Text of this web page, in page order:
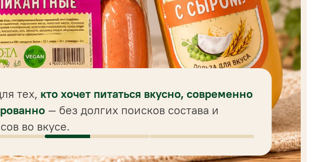
тех, кто хочет питаться вкусно, современно
— без долгих поисков состава и
во вкусе.